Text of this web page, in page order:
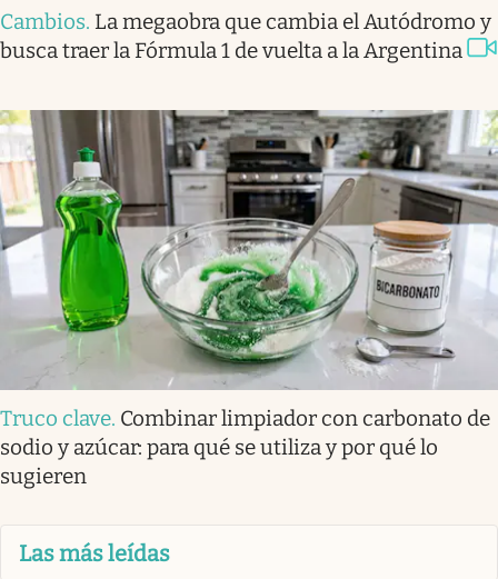
Cambios. La megaobra que cambia el Autódromo y
busca traer la Fórmula 1 de vuelta a la Argentina
Truco clave. Combinar limpiador con carbonato de
sodio y azúcar: para qué se utiliza y por qué lo
sugieren
Las más leídas